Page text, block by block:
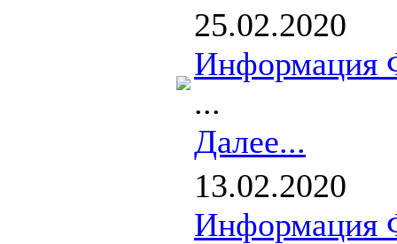
25.02.2020
Информация
...
Далее...
13.02.2020
Информация